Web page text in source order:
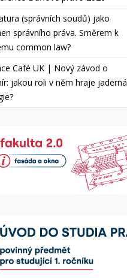
(správních soudů) jako
správního práva. Směrem k
common law?
Café UK | Nový závod o
jakou roli v něm hraje jaderná